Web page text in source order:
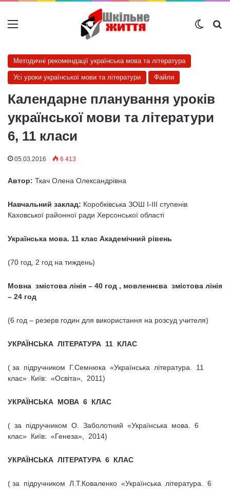
Меню
Методичні рекомендації українська мова та література
Усі уроки української мови та літератури Файли
Календарне планування уроків
української мови та літератури
6, 11 класи
05.03.2016 6 413
Автор: Ткач Олена Олександрівна
Навчальний заклад: Коробківська ЗОШ І-ІІІ ступенів
Каховської районної ради Херсонської області
Українська мова. 11 клас Академічний рівень
(70 год, 2 год на тиждень)
Мовна змістова лінія – 40 год , мовленнєва змістова лінія
– 24 год
(6 год – резерв годин для використання на розсуд учителя)
УКРАЇНСЬКА ЛІТЕРАТУРА 11 КЛАС
( за підручником Г.Семнюка «Українська література. 11
клас» Київ: «Освіта», 2011)
УКРАЇНСЬКА МОВА 6 КЛАС
( за підручником О. Заболотний «Українська мова. 6
клас» Київ: «Генеза», 2014)
УКРАЇНСЬКА ЛІТЕРАТУРА 6 КЛАС
( за підручником Л.Т.Коваленко «Українська література. 6